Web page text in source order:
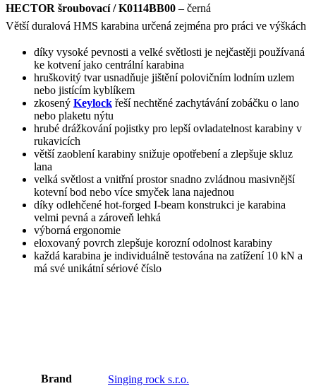
HECTOR šroubovací/ K0114BB00 – černá
Větší duralová HMS karabina určená zejména pro práci ve výškách
díky vysoké pevnosti a velké světlosti je nejčastěji používaná
ke kotvení jako centrální karabina
hruškovitý tvar usnadňuje jištění polovičním lodním uzlem
nebo jistícím kyblíkem
zkosený Keylock řeší nechtěné zachytávání zobáčku o lano
nebo plaketu nýtu
hrubé drážkování pojistky pro lepší ovladatelnost karabiny v
rukavicích
větší zaoblení karabiny snižuje opotřebení a zlepšuje skluz
lana
velká světlost a vnitřní prostor snadno zvládnou masivnější
kotevní bod nebo více smyček lana najednou
díky odlehčené hot-forged I-beam konstrukci je karabina
velmi pevná a zároveň lehká
výborná ergonomie
eloxovaný povrch zlepšuje korozní odolnost karabiny
každá karabina je individuálně testována na zatížení 10 kN a
má své unikátní sériové číslo
Brand Singing rock s.r.o.